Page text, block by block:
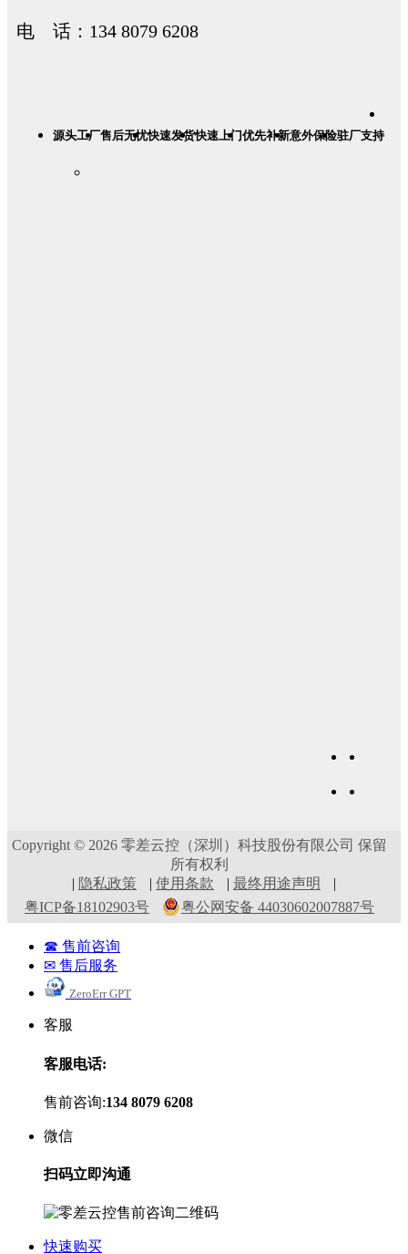
电 话：134 8079 6208
源头工厂售后无忧快速发货快速上门优先补新意外保险驻厂支持
Copyright © 2026 零差云控（深圳）科技股份有限公司 保留
所有权利
| 隐私政策 | 使用条款 | 最终用途声明
|
粤ICP备18102903号
粤公网安备 44030602007887号
☎ 售前咨询
✉ 售后服务
ZeroErr GPT
客服
客服电话:
售前咨询:134 8079 6208
微信
扫码立即沟通
快速购买